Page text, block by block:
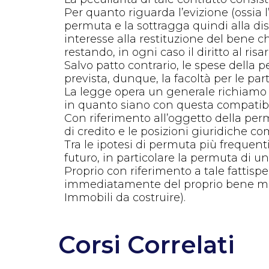
Per quanto riguarda l’evizione
permuta e la sottragga quindi alla
interesse alla restituzione del bene
restando, in ogni caso il diritto al
Salvo patto contrario, le spese della
prevista, dunque, la facoltà per le
La legge opera un generale
in quanto siano con questa
Con riferimento all’oggetto della
di credito e le posizioni giuridiche
Tra le ipotesi di permuta più
futuro, in particolare la permuta di
Proprio con riferimento a tale
immediatamente del proprio bene
Immobili da costruire).
Corsi Correlati